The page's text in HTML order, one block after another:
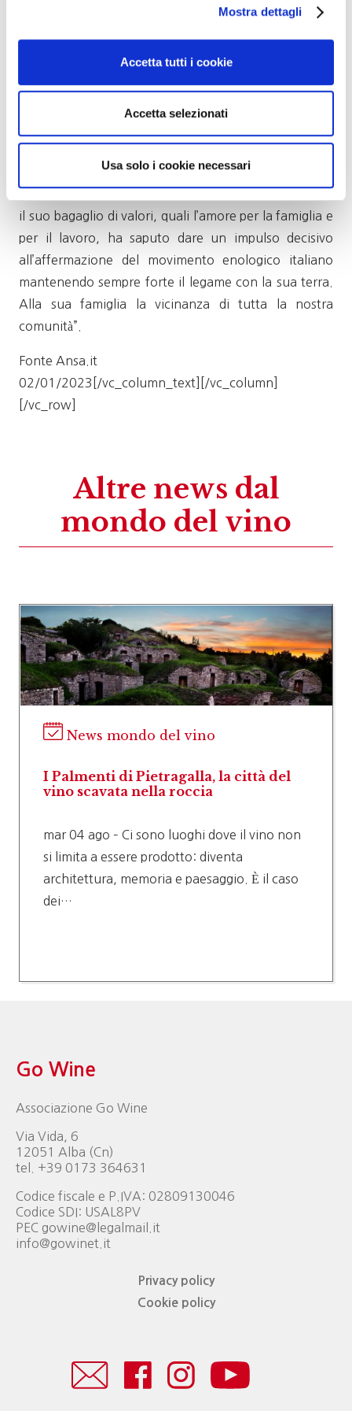
Mostra dettagli
Accetta tutti i cookie
Accetta selezionati
Usa solo i cookie necessari
territoriale attraverso una comunicazione innovativa
Il sindaco di Montalcino Silvio Franceschelli, anche
senatore in carica, sottolinea in una nota che “con la
Imprenditrice appassionata, sempre contemporanea e
visionaria, ha portato uno straordinario contributo al
il suo bagaglio di valori, quali l’amore per la famiglia e
per il lavoro, ha saputo dare un impulso decisivo
all’affermazione del movimento enologico italiano
mantenendo sempre forte il legame con la sua terra.
Alla sua famiglia la vicinanza di tutta la nostra
comunità”.
Fonte Ansa.it
02/01/2023[/vc_column_text][/vc_column]
[/vc_row]
Altre news dal
mondo del vino
News mondo del vino
I Palmenti di Pietragalla, la città del
vino scavata nella roccia
mar 04 ago – Ci sono luoghi dove il vino non
si limita a essere prodotto: diventa
architettura, memoria e paesaggio. È il caso
dei…
Go Wine
Associazione Go Wine
Via Vida, 6
12051 Alba (Cn)
tel. +39 0173 364631
Codice fiscale e P.IVA: 02809130046
Codice SDI: USAL8PV
PEC gowine@legalmail.it
info@gowinet.it
Privacy policy
Cookie policy